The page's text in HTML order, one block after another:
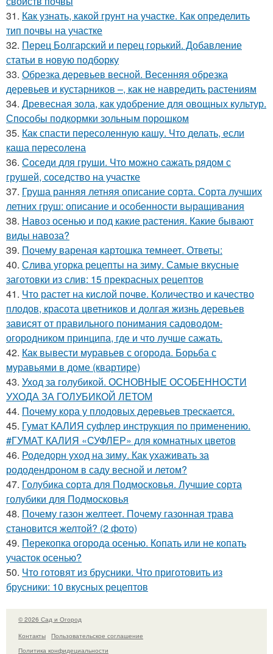
31. Как узнать, какой грунт на участке. Как определить
тип почвы на участке
32. Перец Болгарский и перец горький. Добавление
статьи в новую подборку
33. Обрезка деревьев весной. Весенняя обрезка
деревьев и кустарников –, как не навредить растениям
34. Древесная зола, как удобрение для овощных культур.
Способы подкормки зольным порошком
35. Как спасти пересоленную кашу. Что делать, если
каша пересолена
36. Соседи для груши. Что можно сажать рядом с
грушей, соседство на участке
37. Груша ранняя летняя описание сорта. Сорта лучших
летних груш: описание и особенности выращивания
38. Навоз осенью и под какие растения. Какие бывают
виды навоза?
39. Почему вареная картошка темнеет. Ответы:
40. Слива угорка рецепты на зиму. Самые вкусные
заготовки из слив: 15 прекрасных рецептов
41. Что растет на кислой почве. Количество и качество
плодов, красота цветников и долгая жизнь деревьев
зависят от правильного понимания садоводом-
огородником принципа, где и что лучше сажать.
42. Как вывести муравьев с огорода. Борьба с
муравьями в доме (квартире)
43. Уход за голубикой. ОСНОВНЫЕ ОСОБЕННОСТИ
УХОДА ЗА ГОЛУБИКОЙ ЛЕТОМ
44. Почему кора у плодовых деревьев трескается.
45. Гумат КАЛИЯ суфлер инструкция по применению.
#ГУМАТ КАЛИЯ «СУФЛЕР» для комнатных цветов
46. Родедорн уход на зиму. Как ухаживать за
рододендроном в саду весной и летом?
47. Голубика сорта для Подмосковья. Лучшие сорта
голубики для Подмосковья
48. Почему газон желтеет. Почему газонная трава
становится желтой? (2 фото)
49. Перекопка огорода осенью. Копать или не копать
участок осенью?
50. Что готовят из брусники. Что приготовить из
брусники: 10 вкусных рецептов
© 2026 Сад и Огород
Контакты
Пользовательское соглашение
Политика конфидециальности